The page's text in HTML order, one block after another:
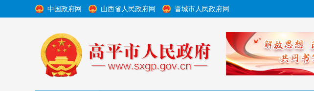
中国政府网 山西省人民政府网 晋城市人民政府网